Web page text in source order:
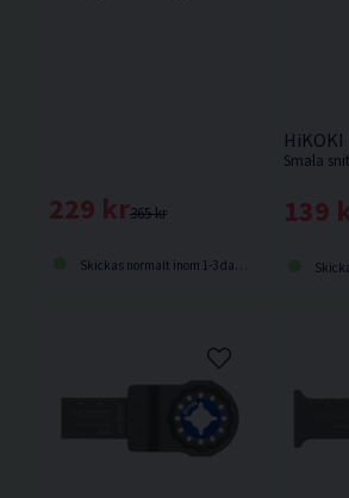
365 kr
229 kr
Skickas normalt inom 1-3 dagar
139